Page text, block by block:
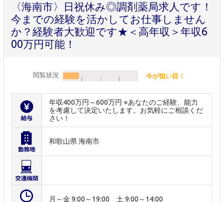
〈海南市〉日祝休み◎調剤薬局求人です！
今までの経験を活かしてお仕事しません
か？経験者大歓迎です★＜高年収＞年収6
00万円可能！
閲覧状況 今が狙い目！
年収400万円～600万円 ※あなたのご経験、能力
を考慮して決定いたします。お気軽にご相談くだ
さい！
和歌山県 海南市
月～金 9:00～19:00 土 9:00～14:00